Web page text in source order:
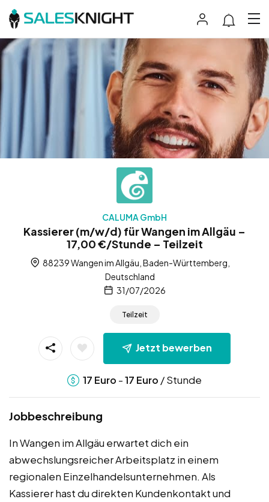
CALUMA GmbH
Kassierer (m/w/d) für Wangen im Allgäu –
17,00 €/Stunde – Teilzeit
88239 Wangen im Allgäu, Baden-Württemberg,
Deutschland
31/07/2026
Teilzeit
Jetzt bewerben
17 Euro -17 Euro / Stunde
Jobbeschreibung
In Wangen im Allgäu erwartet dich ein
abwechslungsreicher Arbeitsplatz in einem
regionalen Einzelhandelsunternehmen. Als
Kassierer hast du direkten Kundenkontakt und